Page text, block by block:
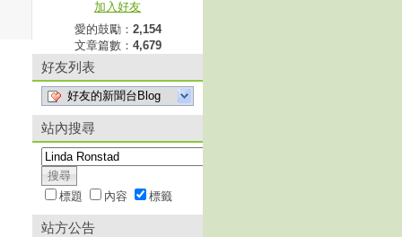
加入好友
愛的鼓勵： 2,154
文章篇數： 4,679
好友列表
好友的新聞台Blog
站內搜尋
標題 內容 標籤
站方公告